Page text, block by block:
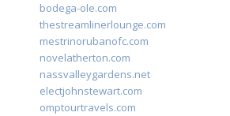
bodega-ole.com
thestreamlinerlounge.com
mestrinorubanofc.com
novelatherton.com
nassvalleygardens.net
electjohnstewart.com
omptourtravels.com